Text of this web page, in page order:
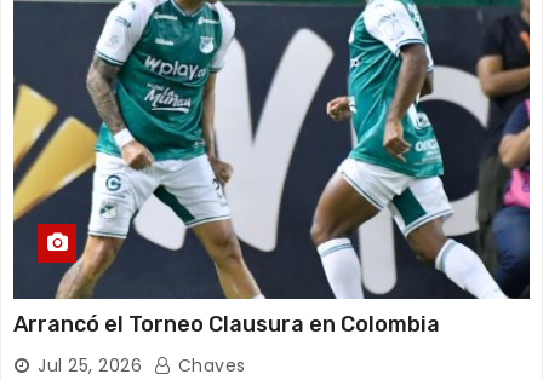
Arrancó el Torneo Clausura en Colombia
Jul 25, 2026 Chaves